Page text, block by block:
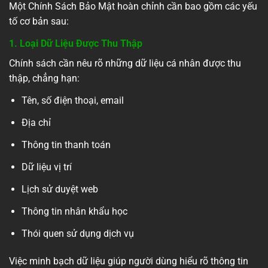
Một Chính Sách Bảo Mật hoàn chỉnh cần bao gồm các yếu
tố cơ bản sau:
1. Loại Dữ Liệu Được Thu Thập
Chính sách cần nêu rõ những dữ liệu cá nhân được thu
thập, chẳng hạn:
Tên, số điện thoại, email
Địa chỉ
Thông tin thanh toán
Dữ liệu vị trí
Lịch sử duyệt web
Thông tin nhân khẩu học
Thói quen sử dụng dịch vụ
Việc minh bạch dữ liệu giúp người dùng hiểu rõ thông tin